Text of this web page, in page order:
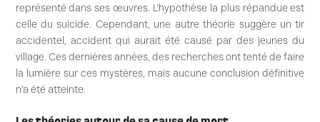
représenté dans ses œuvres. L’hypothèse la plus répandue est
celle du suicide. Cependant, une autre théorie suggère un tir
accidentel, accident qui aurait été causé par des jeunes du
village. Ces dernières années, des recherches ont tenté de faire
la lumière sur ces mystères, mais aucune conclusion définitive
n’a été atteinte.